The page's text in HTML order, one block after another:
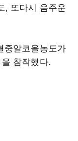
, 또다시 음주운
중알코올농도가
참작했다.